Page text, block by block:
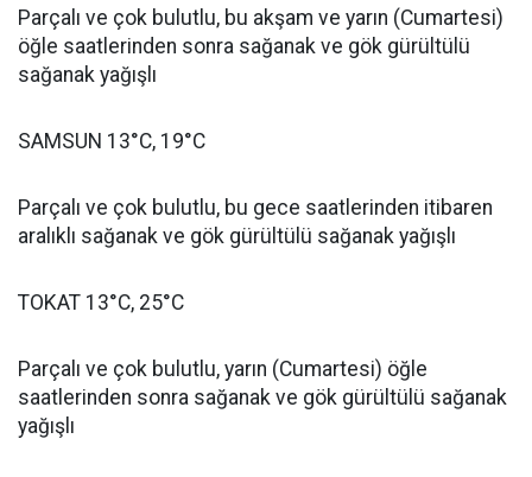
Parçalı ve çok bulutlu, bu akşam ve yarın (Cumartesi)
öğle saatlerinden sonra sağanak ve gök gürültülü
sağanak yağışlı
SAMSUN 13°C, 19°C
Parçalı ve çok bulutlu, bu gece saatlerinden itibaren
aralıklı sağanak ve gök gürültülü sağanak yağışlı
TOKAT 13°C, 25°C
Parçalı ve çok bulutlu, yarın (Cumartesi) öğle
saatlerinden sonra sağanak ve gök gürültülü sağanak
yağışlı